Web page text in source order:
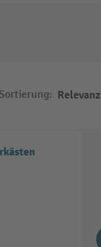
Sortierung: Relevanz